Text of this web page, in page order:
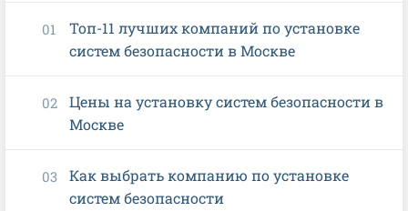
Топ-11 лучших компаний по установке
систем безопасности в Москве
Цены на установку систем безопасности в
Москве
Как выбрать компанию по установке
систем безопасности